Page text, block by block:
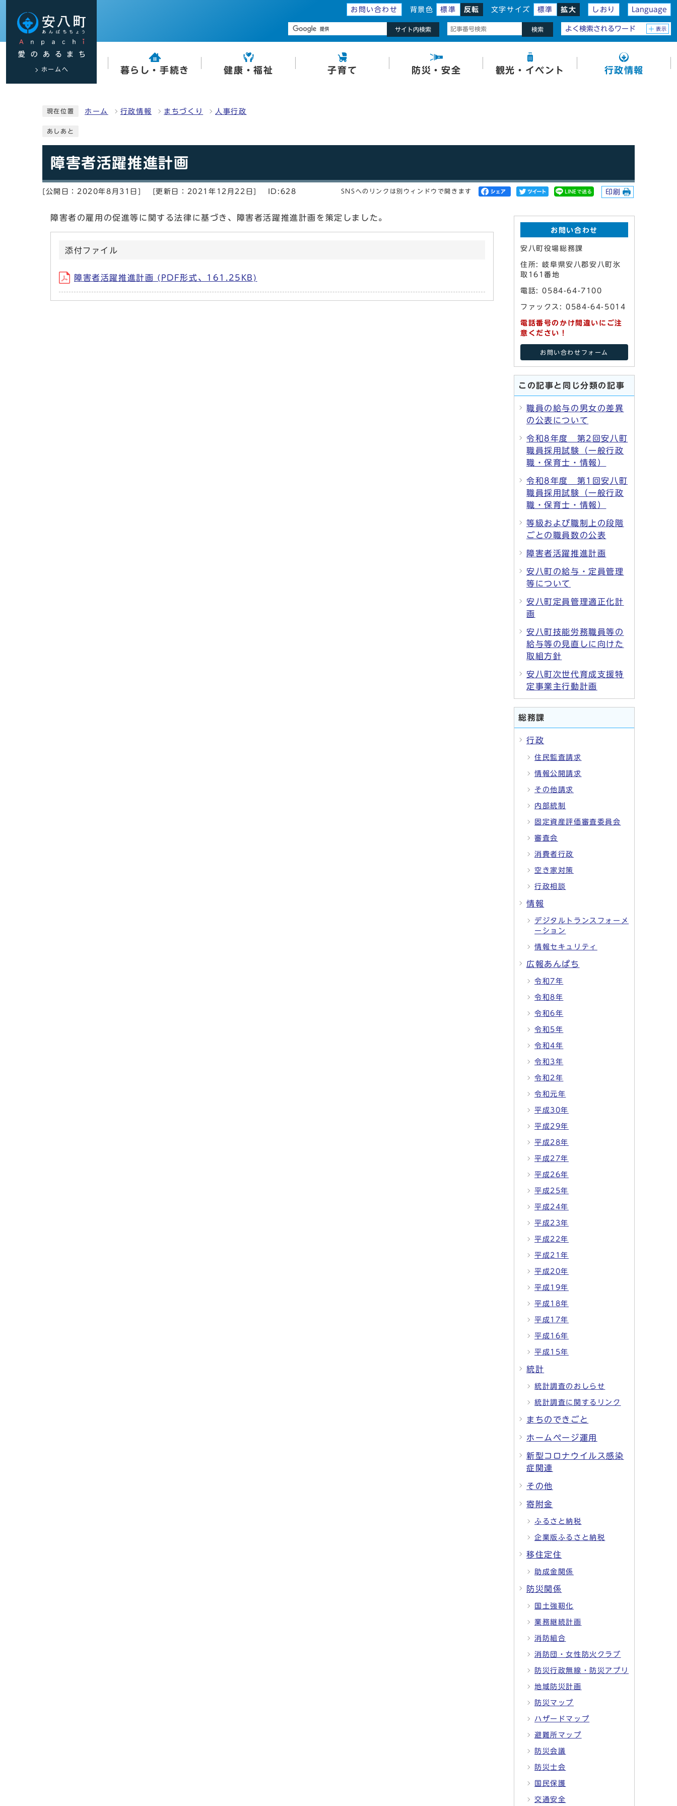
お問い合わせ 背景色 標準 反転 文字サイズ 標準 拡大 しおり Language
ホームへ
サイト内検索 検索 よく検索されるワード 表示
暮らし・手続き 健康・福祉 子育て 防災・安全 観光・イベント 行政情報
現在位置 ホーム 行政情報 まちづくり 人事行政
あしあと
障害者活躍推進計画
[公開日：2020年8月31日] [更新日：2021年12月22日] ID:628 SNSへのリンクは別ウィンドウで開きます 印刷
障害者の雇用の促進等に関する法律に基づき、障害者活躍推進計画を策定しました。
添付ファイル
障害者活躍推進計画 (PDF形式、161.25KB)
お問い合わせ
安八町役場総務課
住所: 岐阜県安八郡安八町氷
取161番地
電話: 0584-64-7100
ファックス: 0584-64-5014
電話番号のかけ間違いにご注
意ください！
お問い合わせフォーム
この記事と同じ分類の記事
職員の給与の男女の差異
の公表について
令和8年度 第2回安八町
職員採用試験（一般行政
職・保育士・情報）
令和8年度 第1回安八町
職員採用試験（一般行政
職・保育士・情報）
等級および職制上の段階
ごとの職員数の公表
障害者活躍推進計画
安八町の給与・定員管理
等について
安八町定員管理適正化計
画
安八町技能労務職員等の
給与等の見直しに向けた
取組方針
安八町次世代育成支援特
定事業主行動計画
総務課
行政
住民監査請求
情報公開請求
その他請求
内部統制
固定資産評価審査委員会
審査会
消費者行政
空き家対策
行政相談
情報
デジタルトランスフォーメ
ーション
情報セキュリティ
広報あんぱち
令和7年
令和8年
令和6年
令和5年
令和4年
令和3年
令和2年
令和元年
平成30年
平成29年
平成28年
平成27年
平成26年
平成25年
平成24年
平成23年
平成22年
平成21年
平成20年
平成19年
平成18年
平成17年
平成16年
平成15年
統計
統計調査のおしらせ
統計調査に関するリンク
まちのできごと
ホームページ運用
新型コロナウイルス感染
症関連
その他
寄附金
ふるさと納税
企業版ふるさと納税
移住定住
助成金関係
防災関係
国土強靭化
業務継続計画
消防組合
消防団・女性防火クラブ
防災行政無線・防災アプリ
地域防災計画
防災マップ
ハザードマップ
避難所マップ
防災会議
防災士会
国民保護
交通安全